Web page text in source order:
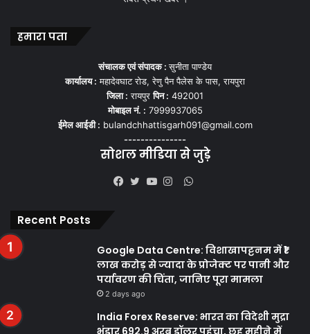
हमारा पता
संचालक एवं संपादक :सुनीता पाण्डेय
कार्यालय : महादेवघाट रोड, रेणु पैन पैलेस के पास, रायपुरा
जिला : रायपुरपिन : 492001
मोबाइल नं. : 7999937065
ईमेल आईडी : bulandchhattisgarh091@gmail.com
---------------
सोशल मीडिया से जुड़े
WhatsApp
Recent Posts
Google Data Centre: विशाखापट्टनम में ₹1
लाख करोड़ से ज्यादा के प्रोजेक्ट पर पानी और
पर्यावरण की चिंता, जानिए पूरा मामला
2 days ago
India Forex Reserve: भारत का विदेशी मुद्रा
भंडार 692.9 अरब डॉलर पहुंचा, छह महीने में